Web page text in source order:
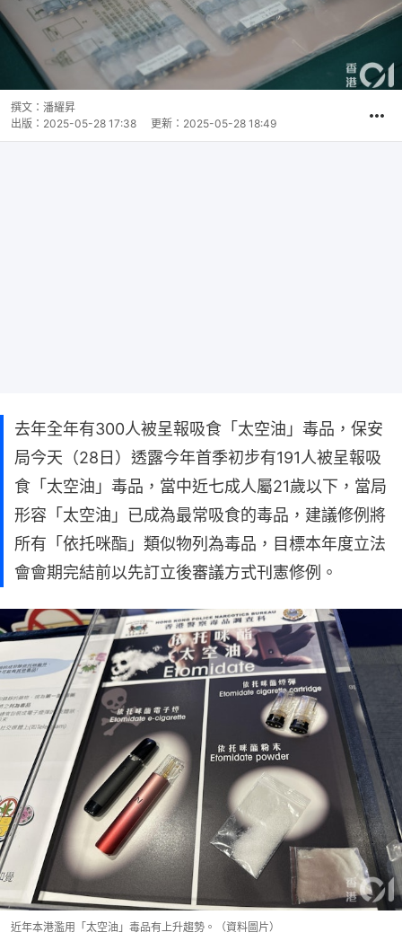
撰文： 潘耀昇
出版： 2025-05-28 17:38 更新： 2025-05-28 18:49
去年全年有300人被呈報吸食「太空油」毒品，保安
局今天（28日）透露今年首季初步有191人被呈報吸
食「太空油」毒品，當中近七成人屬21歲以下，當局
形容「太空油」已成為最常吸食的毒品，建議修例將
所有「依托咪酯」類似物列為毒品，目標本年度立法
會會期完結前以先訂立後審議方式刊憲修例。
近年本港濫用「太空油」毒品有上升趨勢。（資料圖片）